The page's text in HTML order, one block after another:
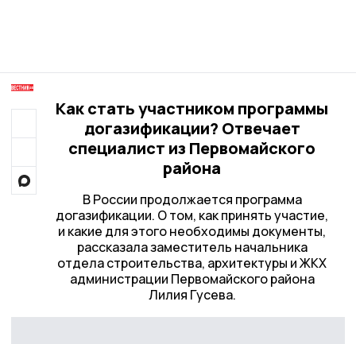
Как стать участником программы
догазификации? Отвечает
специалист из Первомайского
района
В России продолжается программа
догазификации. О том, как принять участие,
и какие для этого необходимы документы,
рассказала заместитель начальника
отдела строительства, архитектуры и ЖКХ
администрации Первомайского района
Лилия Гусева.